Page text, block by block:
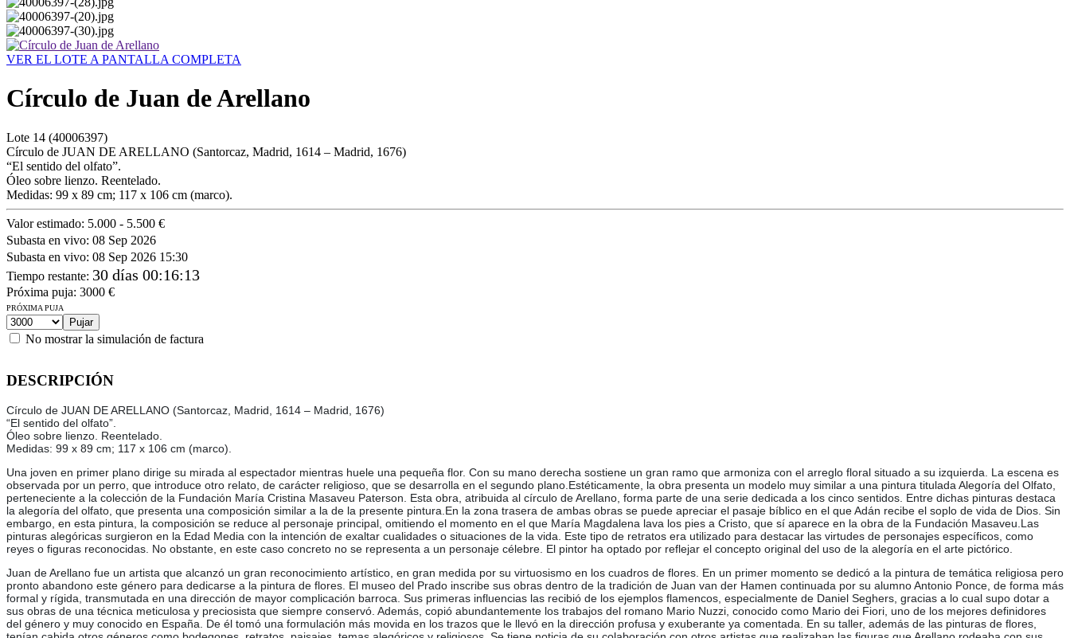
VER EL LOTE A PANTALLA COMPLETA
Círculo de Juan de Arellano
Lote 14 (40006397)
Círculo de JUAN DE ARELLANO (Santorcaz, Madrid, 1614 – Madrid, 1676)
“El sentido del olfato”.
Óleo sobre lienzo. Reentelado.
Medidas: 99 x 89 cm; 117 x 106 cm (marco).
Valor estimado: 5.000 - 5.500 €
Subasta en vivo: 08 Sep 2026
Subasta en vivo: 08 Sep 2026 15:30
Tiempo restante: 30 días 00:16:13
Próxima puja: 3000 €
PRÓXIMA PUJA
No mostrar la simulación de factura
DESCRIPCIÓN
Círculo de JUAN DE ARELLANO (Santorcaz, Madrid, 1614 – Madrid, 1676)
“El sentido del olfato”.
Óleo sobre lienzo. Reentelado.
Medidas: 99 x 89 cm; 117 x 106 cm (marco).
Una joven en primer plano dirige su mirada al espectador mientras huele una pequeña flor. Con su mano derecha sostiene un gran ramo que armoniza con el arreglo floral situado a su izquierda. La escena es
observada por un perro, que introduce otro relato, de carácter religioso, que se desarrolla en el segundo plano.Estéticamente, la obra presenta un modelo muy similar a una pintura titulada Alegoría del Olfato,
perteneciente a la colección de la Fundación María Cristina Masaveu Paterson. Esta obra, atribuida al círculo de Arellano, forma parte de una serie dedicada a los cinco sentidos. Entre dichas pinturas destaca
la alegoría del olfato, que presenta una composición similar a la de la presente pintura.En la zona trasera de ambas obras se puede apreciar el pasaje bíblico en el que Adán recibe el soplo de vida de Dios. Sin
embargo, en esta pintura, la composición se reduce al personaje principal, omitiendo el momento en el que María Magdalena lava los pies a Cristo, que sí aparece en la obra de la Fundación Masaveu.Las
pinturas alegóricas surgieron en la Edad Media con la intención de exaltar cualidades o situaciones de la vida. Este tipo de retratos era utilizado para destacar las virtudes de personajes específicos, como
reyes o figuras reconocidas. No obstante, en este caso concreto no se representa a un personaje célebre. El pintor ha optado por reflejar el concepto original del uso de la alegoría en el arte pictórico.
Juan de Arellano fue un artista que alcanzó un gran reconocimiento artístico, en gran medida por su virtuosismo en los cuadros de flores. En un primer momento se dedicó a la pintura de temática religiosa pero
pronto abandono este género para dedicarse a la pintura de flores. El museo del Prado inscribe sus obras dentro de la tradición de Juan van der Hamen continuada por su alumno Antonio Ponce, de forma más
formal y rígida, transmutada en una dirección de mayor complicación barroca. Sus primeras influencias las recibió de los ejemplos flamencos, especialmente de Daniel Seghers, gracias a lo cual supo dotar a
sus obras de una técnica meticulosa y preciosista que siempre conservó. Además, copió abundantemente los trabajos del romano Mario Nuzzi, conocido como Mario dei Fiori, uno de los mejores definidores
del género y muy conocido en España. De él tomó una formulación más movida en los trazos que le llevó en la dirección profusa y exuberante ya comentada. En su taller, además de las pinturas de flores,